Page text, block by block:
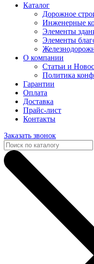
Каталог
Дорожное
Инженерные
Элементы
Элементы
О компании
Статьи и
Политика
Гарантии
Оплата
Доставка
Прайс-лист
Контакты
Заказать звонок